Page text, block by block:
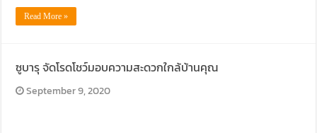
Read More »
ซูบารุ จัดโรดโชว์มอบความสะดวกใกล้บ้านคุณ
September 9, 2020